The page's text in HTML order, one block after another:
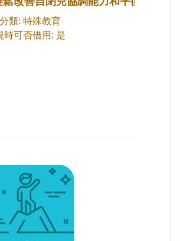
分類: 特殊教育
時可否借用: 是